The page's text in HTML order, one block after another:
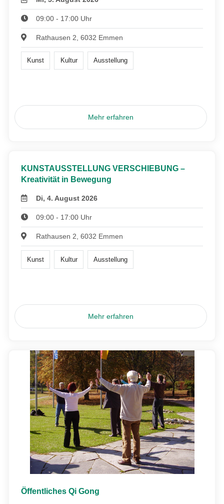
09:00 - 17:00 Uhr
Rathausen 2, 6032 Emmen
Kunst Kultur Ausstellung
Mehr erfahren
KUNSTAUSSTELLUNG VERSCHIEBUNG –
Kreativität in Bewegung
Di, 4. August 2026
09:00 - 17:00 Uhr
Rathausen 2, 6032 Emmen
Kunst Kultur Ausstellung
Mehr erfahren
Öffentliches Qi Gong